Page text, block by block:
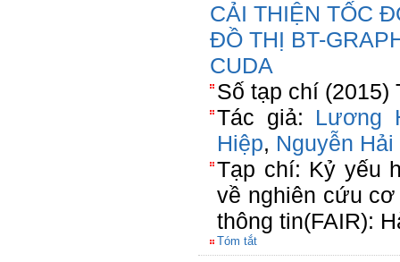
CẢI THIỆN TỐC
ĐỒ THỊ BT-
CUDA
Số tạp chí (2015)
Tác giả: Lương
Hiệp, Nguyễn Hải
Tạp chí: Kỷ yếu
về nghiên cứu
thông tin(FAIR):
Tóm tắt